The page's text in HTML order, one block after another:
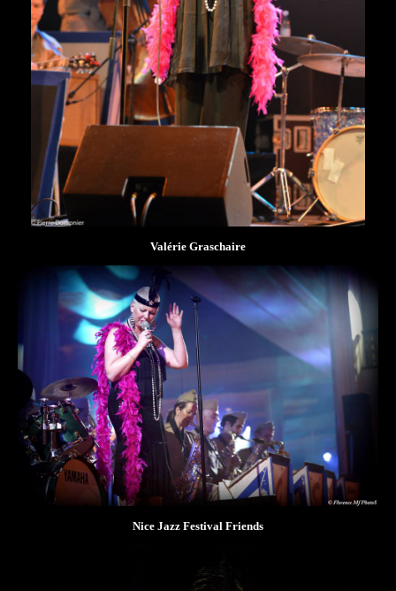
Valérie Graschaire
Nice Jazz Festival Friends